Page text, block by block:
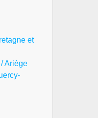
et
Ariège